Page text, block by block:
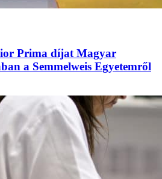
Prima díjat Magyar
a Semmelweis Egyetemről